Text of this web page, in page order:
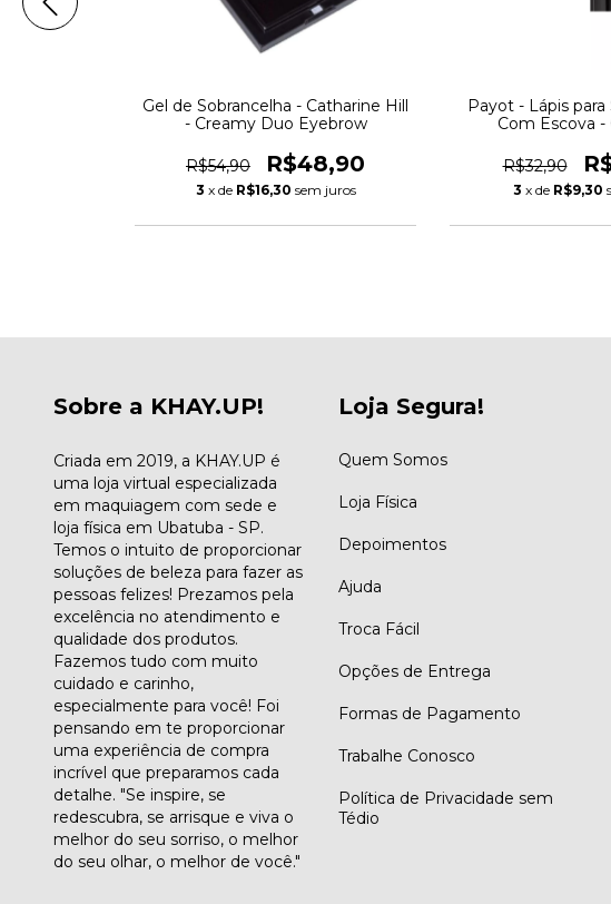
Gel de Sobrancelha - Catharine Hill
- Creamy Duo Eyebrow
R$54,90 R$48,90
3 x de R$16,30 sem juros
Payot - Lápis
Com Escova -
R$32,90
3 x de R$9,30
Sobre a KHAY.UP!
Criada em 2019, a KHAY.UP é
uma loja virtual especializada
em maquiagem com sede e
loja física em Ubatuba - SP.
Temos o intuito de proporcionar
soluções de beleza para fazer as
pessoas felizes! Prezamos pela
excelência no atendimento e
qualidade dos produtos.
Fazemos tudo com muito
cuidado e carinho,
especialmente para você! Foi
pensando em te proporcionar
uma experiência de compra
incrível que preparamos cada
detalhe. "Se inspire, se
redescubra, se arrisque e viva o
melhor do seu sorriso, o melhor
do seu olhar, o melhor de você."
Loja Segura!
Quem Somos
Loja Física
Depoimentos
Ajuda
Troca Fácil
Opções de Entrega
Formas de Pagamento
Trabalhe Conosco
Política de Privacidade sem
Tédio